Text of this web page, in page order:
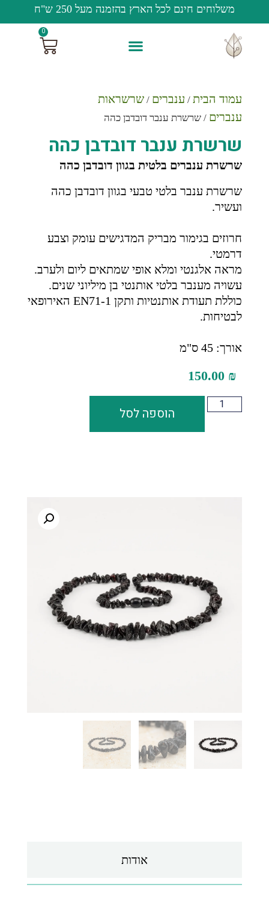
משלוחים חינם לכל הארץ בהזמנה מעל 250 ש"ח
0
עמוד הבית/ ענברים / שרשראות
ענברים / שרשרת ענבר דובדבן כהה
שרשרת ענבר דובדבן כהה
שרשרת ענברים בלטית בגוון דובדבן כהה
שרשרת ענבר בלטי טבעי בגוון דובדבן כהה
ועשיר.
חרוזים בגימור מבריק המדגישים עומק וצבע
דרמטי.
מראה אלגנטי ומלא אופי שמתאים ליום ולערב.
עשויה מענבר בלטי אותנטי בן מיליוני שנים.
כוללת תעודת אותנטיות ותקן EN71-1 האירופאי
לבטיחות.
אורך: 45 ס"מ
150.00 ₪
הוספה לסל
אודות